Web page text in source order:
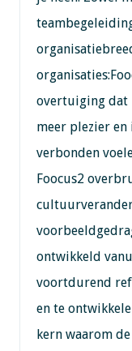
overtuiging dat
meer plezier en
verbonden
Foocus2
ontwikkeld
voortdurend
en te
kern waarom